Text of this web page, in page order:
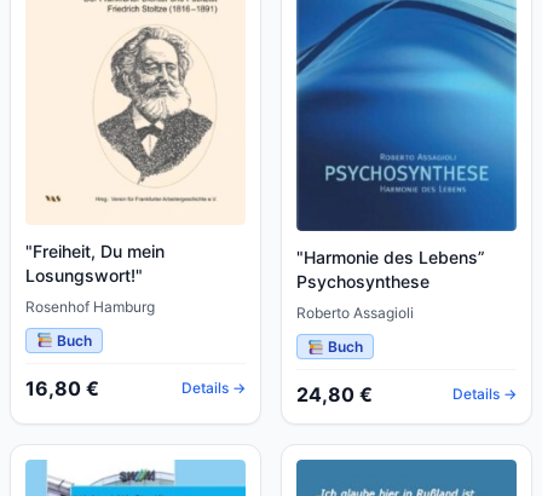
"Freiheit, Du mein
Losungswort!"
Rosenhof Hamburg
Buch
16,80 € Details →
"Harmonie des Lebens”
Psychosynthese
Roberto Assagioli
Buch
24,80 € Details →